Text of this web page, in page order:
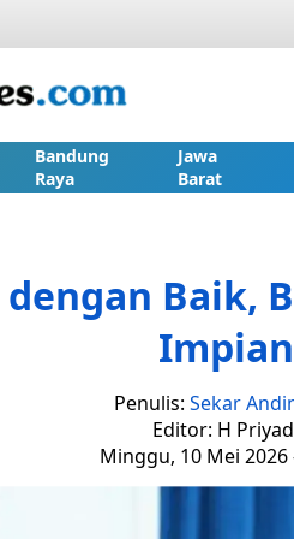
Bandung
Raya
Jawa
Barat
Baik,
Impian
Penulis: Sekar
Editor: H
Minggu, 10 Mei 2026